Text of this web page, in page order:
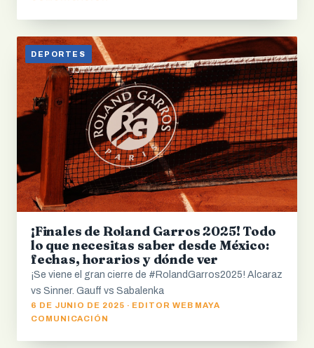
DEPORTES
¡Finales de Roland Garros 2025! Todo
lo que necesitas saber desde México:
fechas, horarios y dónde ver
¡Se viene el gran cierre de #RolandGarros2025! Alcaraz
vs Sinner. Gauff vs Sabalenka
6 DE JUNIO DE 2025 · EDITOR WEB MAYA
COMUNICACIÓN